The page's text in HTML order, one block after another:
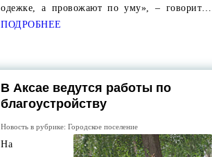
одежке, а провожают по уму», – говорит…
ПОДРОБНЕЕ
В Аксае ведутся работы по
благоустройству
Новость в рубрике:Городское поселение
На